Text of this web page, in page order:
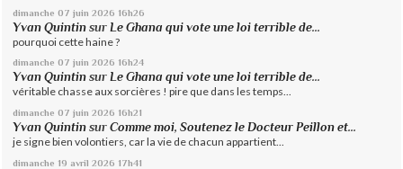
dimanche 07 juin 2026 16h26
Yvan Quintin sur Le Ghana qui vote une loi terrible de...
pourquoi cette haine ?
dimanche 07 juin 2026 16h24
Yvan Quintin surLe Ghana qui vote une loi terrible de...
véritable chasse aux sorcières ! pire que dans les temps...
dimanche 07 juin 2026 16h21
Yvan Quintin surComme moi, Soutenez le Docteur Peillon et...
je signe bien volontiers, car la vie de chacun appartient...
dimanche 19 avril 2026 17h41